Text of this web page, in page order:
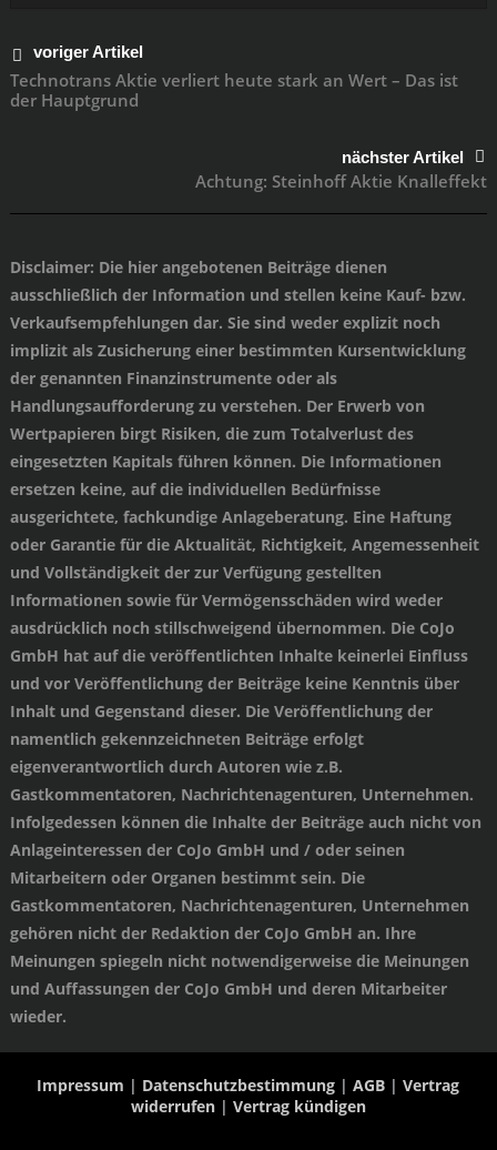
voriger Artikel
Technotrans Aktie verliert heute stark an Wert – Das ist
der Hauptgrund
nächster Artikel
Achtung: Steinhoff Aktie Knalleffekt
Disclaimer: Die hier angebotenen Beiträge dienen
ausschließlich der Information und stellen keine Kauf- bzw.
Verkaufsempfehlungen dar. Sie sind weder explizit noch
implizit als Zusicherung einer bestimmten Kursentwicklung
der genannten Finanzinstrumente oder als
Handlungsaufforderung zu verstehen. Der Erwerb von
Wertpapieren birgt Risiken, die zum Totalverlust des
eingesetzten Kapitals führen können. Die Informationen
ersetzen keine, auf die individuellen Bedürfnisse
ausgerichtete, fachkundige Anlageberatung. Eine Haftung
oder Garantie für die Aktualität, Richtigkeit, Angemessenheit
und Vollständigkeit der zur Verfügung gestellten
Informationen sowie für Vermögensschäden wird weder
ausdrücklich noch stillschweigend übernommen. Die CoJo
GmbH hat auf die veröffentlichten Inhalte keinerlei Einfluss
und vor Veröffentlichung der Beiträge keine Kenntnis über
Inhalt und Gegenstand dieser. Die Veröffentlichung der
namentlich gekennzeichneten Beiträge erfolgt
eigenverantwortlich durch Autoren wie z.B.
Gastkommentatoren, Nachrichtenagenturen, Unternehmen.
Infolgedessen können die Inhalte der Beiträge auch nicht von
Anlageinteressen der CoJo GmbH und / oder seinen
Mitarbeitern oder Organen bestimmt sein. Die
Gastkommentatoren, Nachrichtenagenturen, Unternehmen
gehören nicht der Redaktion der CoJo GmbH an. Ihre
Meinungen spiegeln nicht notwendigerweise die Meinungen
und Auffassungen der CoJo GmbH und deren Mitarbeiter
wieder.
Impressum | Datenschutzbestimmung |AGB |Vertrag
widerrufen| Vertrag kündigen